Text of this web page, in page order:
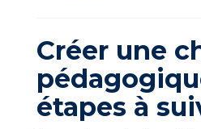
Créer une
étapes à